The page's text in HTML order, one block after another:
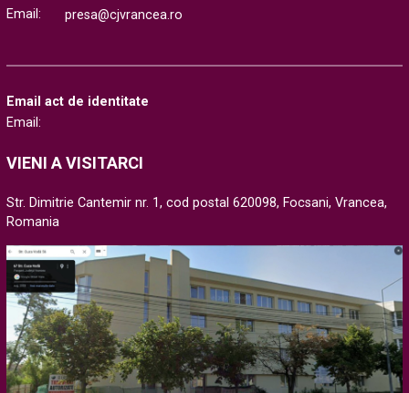
Email:
presa@cjvrancea.ro
Email act de identitate
Email:
VIENI A VISITARCI
Str. Dimitrie Cantemir nr. 1, cod postal 620098, Focsani, Vrancea,
Romania